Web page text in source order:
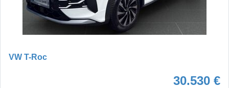
VW T-Roc
30.530 €